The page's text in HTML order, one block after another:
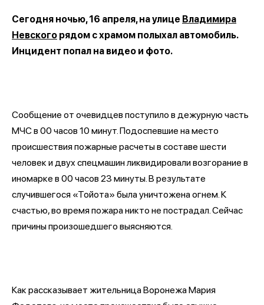
Сегодня ночью, 16 апреля, на улице Владимира
Невского рядом с храмом полыхал автомобиль.
Инцидент попал на видео и фото.
Сообщение от очевидцев поступило в дежурную часть
МЧС в 00 часов 10 минут. Подоспевшие на место
происшествия пожарные расчеты в составе шести
человек и двух спецмашин ликвидировали возгорание в
иномарке в 00 часов 23 минуты. В результате
случившегося «Тойота» была уничтожена огнем. К
счастью, во время пожара никто не пострадал. Сейчас
причины произошедшего выясняются.
Как рассказывает жительница Воронежа Мария